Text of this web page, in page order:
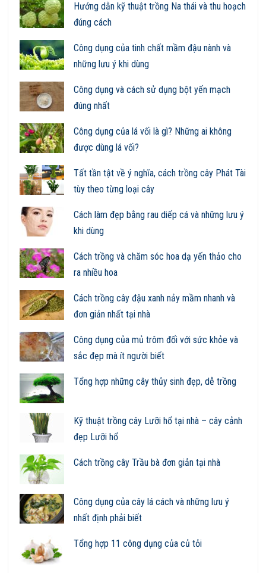
Hướng dẫn kỹ thuật trồng Na thái và thu hoạch
đúng cách
Công dụng của tinh chất mầm đậu nành và
những lưu ý khi dùng
Công dụng và cách sử dụng bột yến mạch
đúng nhất
Công dụng của lá vối là gì? Những ai không
được dùng lá vối?
Tất tần tật về ý nghĩa, cách trồng cây Phát Tài
tùy theo từng loại cây
Cách làm đẹp bằng rau diếp cá và những lưu ý
khi dùng
Cách trồng và chăm sóc hoa dạ yến thảo cho
ra nhiều hoa
Cách trồng cây đậu xanh nảy mầm nhanh và
đơn giản nhất tại nhà
Công dụng của mủ trôm đối với sức khỏe và
sắc đẹp mà ít người biết
Tổng hợp những cây thủy sinh đẹp, dễ trồng
Kỹ thuật trồng cây Lưỡi hổ tại nhà – cây cảnh
đẹp Lưỡi hổ
Cách trồng cây Trầu bà đơn giản tại nhà
Công dụng của cây lá cách và những lưu ý
nhất định phải biết
Tổng hợp 11 công dụng của củ tỏi